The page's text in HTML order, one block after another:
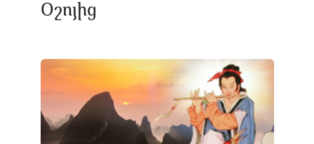
Օշոյից